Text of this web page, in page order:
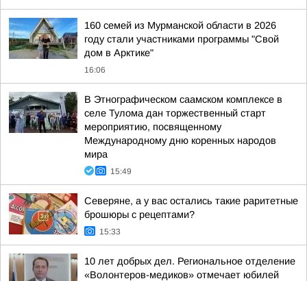
160 семей из Мурманской области в 2026
году стали участниками программы "Свой
дом в Арктике"
16:06
В Этнографическом саамском комплексе в
селе Тулома дан торжественный старт
мероприятию, посвященному
Международному дню коренных народов
мира
15:49
Северяне, а у вас остались такие раритетные
брошюры с рецептами?
15:33
10 лет добрых дел. Региональное отделение
«Волонтеров-медиков» отмечает юбилей